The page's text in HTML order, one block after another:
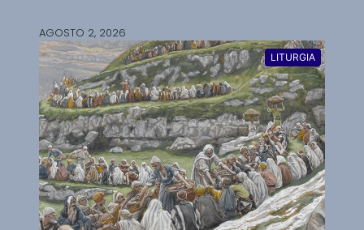
AGOSTO 2, 2026
LITURGIA